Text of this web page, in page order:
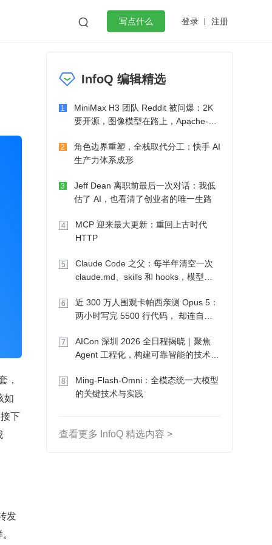
 写点什么 登录 注册
微服务架构 flutter
，
如
下
发
InfoQ 编辑精选
1
MiniMax H3 团队 Reddit 被问爆：2K
要开源，图像模型在路上，Apache-2.0
2
角色边界重塑，全栈取代分工：快手 AI
生产力体系成形
3
Jeff Dean 离职前最后一次对话：我低
估了 AI，也看清了创业者的唯一生路
4
MCP 迎来最大更新：重回上古时代
HTTP
5
Claude Code 之父：每半年清空一次
claude.md、skills 和 hooks，模型自
6
近 300 万人围观卡帕西亲测 Opus 5：
两小时写完 5500 行代码， 却连自己
7
AICon 深圳 2026 全日程揭晓｜聚焦
Agent 工程化，构建可靠智能的技术路
8
Ming-Flash-Omni：全模态统一大模型
的关键技术与实践
查看更多 InfoQ 精选内容 >